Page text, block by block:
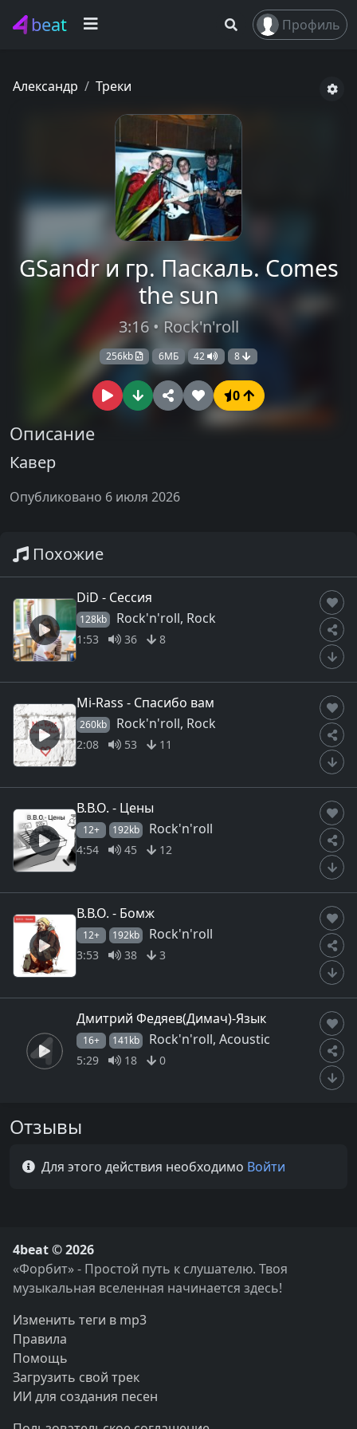
beat Профиль
Александр Треки
GSandr и гр. Паскаль. Comes
the sun
3:16 • Rock'n'roll
256kb 6МБ 42 8
0
Описание
Кавер
Опубликовано 6 июля 2026
Похожие
DiD - Сессия
128kb Rock'n'roll, Rock
1:53 36 8
Mi-Rass - Спасибо вам
260kb Rock'n'roll, Rock
2:08 53 11
В.В.О. - Цены
12+ 192kb Rock'n'roll
4:54 45 12
В.В.О. - Бомж
12+ 192kb Rock'n'roll
3:53 38 3
Дмитрий Федяев(Димач)-Язык
16+ 141kb Rock'n'roll, Acoustic
5:29 18 0
Отзывы
Для этого действия необходимо Войти
4beat © 2026
«Форбит» - Простой путь к слушателю. Твоя
музыкальная вселенная начинается здесь!
Изменить теги в mp3
Правила
Помощь
Загрузить свой трек
ИИ для создания песен